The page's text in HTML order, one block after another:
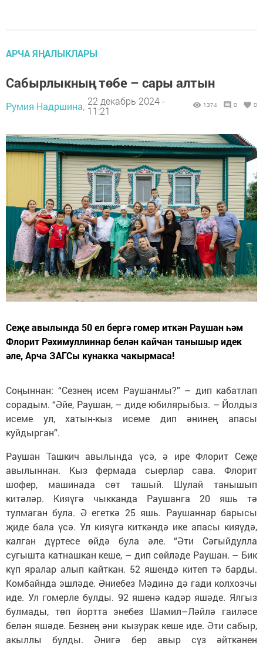
АРЧА ЯҢАЛЫКЛАРЫ
Сабырлыкның төбе – сары алтын
Румия Надршина, 22 декабрь 2024 -
11:21
1374 0 0
Сеҗе авылында 50 ел бергә гомер иткән Раушан һәм
Флорит Рәхимуллиннар белән кайчан танышыр идек
әле, Арча ЗАГСы кунакка чакырмаса!
Соңыннан: “Сезнең исем Раушанмы?” – дип кабатлап
сорадым. “Әйе, Раушан, – диде юбилярыбыз. – Йолдыз
исеме ул, хатын-кыз исеме дип әнинең апасы
куйдырган”.
Раушан Ташкич авылында үсә, ә ире Флорит Сеҗе
авылыннан. Кыз фермада сыерлар сава. Флорит
шофер, машинада сөт ташый. Шулай танышып
китәләр. Кияүгә чыкканда Раушанга 20 яшь тә
тулмаган була. Ә егеткә 25 яшь. Раушаннар барысы
җиде бала үсә. Ул кияүгә киткәндә ике апасы кияүдә,
калган дүртесе өйдә була әле. “Әти Сәгыйдулла
сугышта катнашкан кеше, – дип сөйләде Раушан. – Бик
күп яралар алып кайткан. 52 яшендә китеп тә барды.
Комбайнда эшләде. Әниебез Мәдинә дә гади колхозчы
иде. Ул гомерле булды. 92 яшенә кадәр яшәде. Ялгыз
булмады, төп йортта энебез Шамил–Ләйлә гаиләсе
белән яшәде. Безнең әни кызурак кеше иде. Әти сабыр,
акыллы булды. Әнигә бер авыр сүз әйткәнен